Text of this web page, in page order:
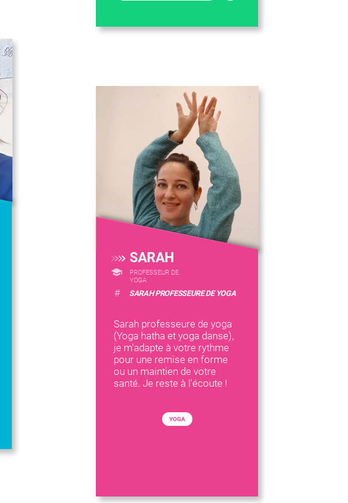
SARAH
PROFESSEUR DE
YOGA
# SARAH PROFESSEURE DE YOGA
Sarah professeure de yoga
(Yoga hatha et yoga danse),
je m'adapte à votre rythme
pour une remise en forme
ou un maintien de votre
santé. Je reste à l'écoute !
YOGA